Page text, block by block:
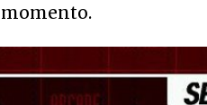
momento.